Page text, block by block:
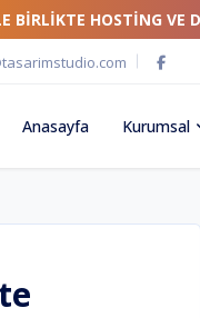
BİRLİKTE HOSTİNG VE
Anasayfa Kurumsal